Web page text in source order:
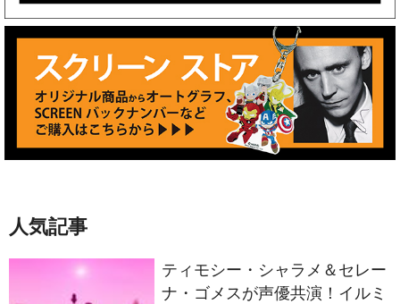
人気記事
ティモシー・シャラメ＆セレー
ナ・ゴメスが声優共演！イルミ